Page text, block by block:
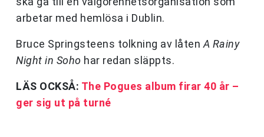
arbetar med hemlösa i Dublin.
Bruce Springsteens tolkning av låten A Rainy
Night in Soho har redan släppts.
LÄS OCKSÅ: The Pogues album firar 40 år –
ger sig ut på turné